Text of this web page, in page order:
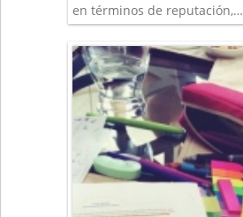
en términos de reputación,…